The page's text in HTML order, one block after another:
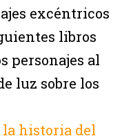
excéntricos
libros
personajes al
luz sobre los
la historia del